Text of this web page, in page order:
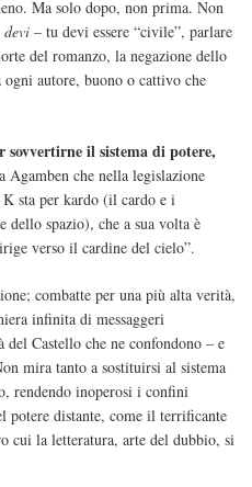
Ma solo dopo, non prima. Non
devi – tu devi essere “civile”, parlare
del romanzo, la negazione dello
autore, buono o cattivo che
il sistema di potere,
Agamben che nella legislazione
sta per kardo (il cardo e i
dello spazio), che a sua volta è
verso il cardine del cielo”.
combatte per una più alta verità,
infinita di messaggeri
Castello che ne confondono – e
mira tanto a sostituirsi al sistema
rendendo inoperosi i confini
potere distante, come il terrificante
cui la letteratura, arte del dubbio, si